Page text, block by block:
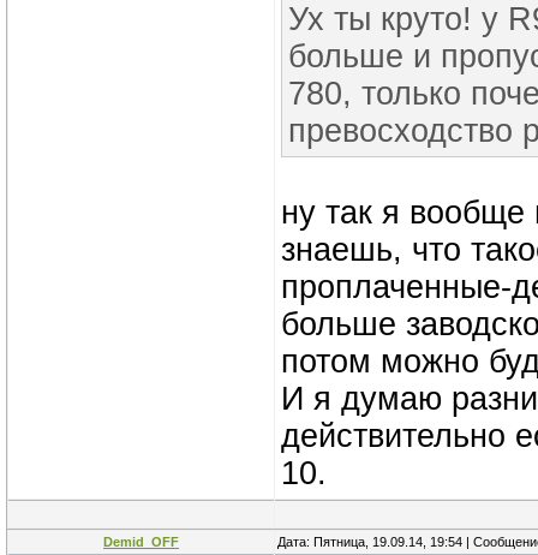
Ух ты круто! у
больше и
780, только
превосходство
ну так я
знаешь, что
проплаченные-
больше
потом можно
И я думаю
действительно
10.
Demid_OFF Дата: Пятница, 19.09.14, 19:54 |